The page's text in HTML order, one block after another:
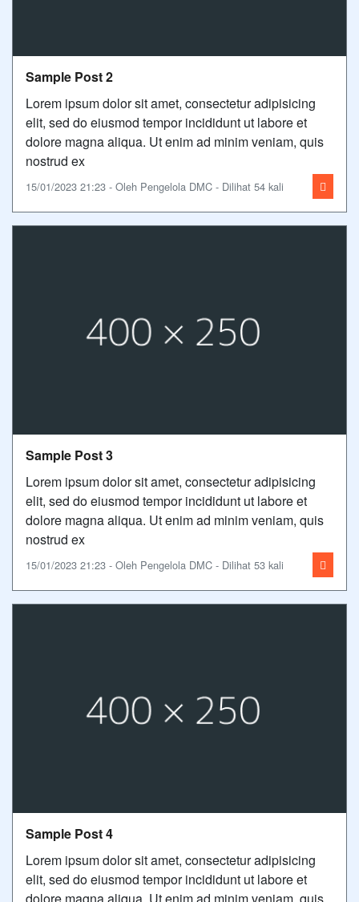
Sample Post 2
Lorem ipsum dolor sit amet, consectetur adipisicing
elit, sed do eiusmod tempor incididunt ut labore et
dolore magna aliqua. Ut enim ad minim veniam, quis
nostrud ex
15/01/2023 21:23 - Oleh Pengelola DMC - Dilihat 54 kali
Sample Post 3
Lorem ipsum dolor sit amet, consectetur adipisicing
elit, sed do eiusmod tempor incididunt ut labore et
dolore magna aliqua. Ut enim ad minim veniam, quis
nostrud ex
15/01/2023 21:23 - Oleh Pengelola DMC - Dilihat 53 kali
Sample Post 4
Lorem ipsum dolor sit amet, consectetur adipisicing
elit, sed do eiusmod tempor incididunt ut labore et